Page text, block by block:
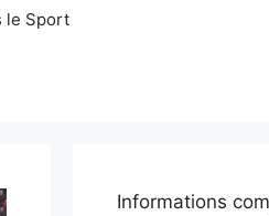
le Sport
Informations